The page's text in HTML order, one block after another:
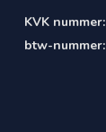
KVK nummer:
btw-nummer: